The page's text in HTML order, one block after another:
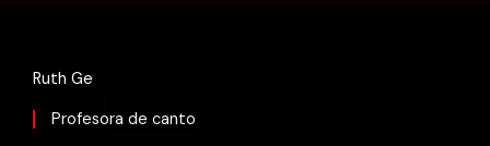
Ruth Ge
Profesora de canto